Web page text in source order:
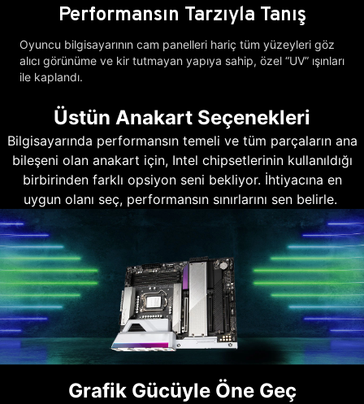
Performansın Tarzıyla Tanış
Oyuncu bilgisayarının cam panelleri hariç tüm yüzeyleri göz
alıcı görünüme ve kir tutmayan yapıya sahip, özel “UV” ışınları
ile kaplandı.
Üstün Anakart Seçenekleri
Bilgisayarında performansın temeli ve tüm parçaların ana
bileşeni olan anakart için, Intel chipsetlerinin kullanıldığı
birbirinden farklı opsiyon seni bekliyor. İhtiyacına en
uygun olanı seç, performansın sınırlarını sen belirle.
Grafik Gücüyle Öne Geç